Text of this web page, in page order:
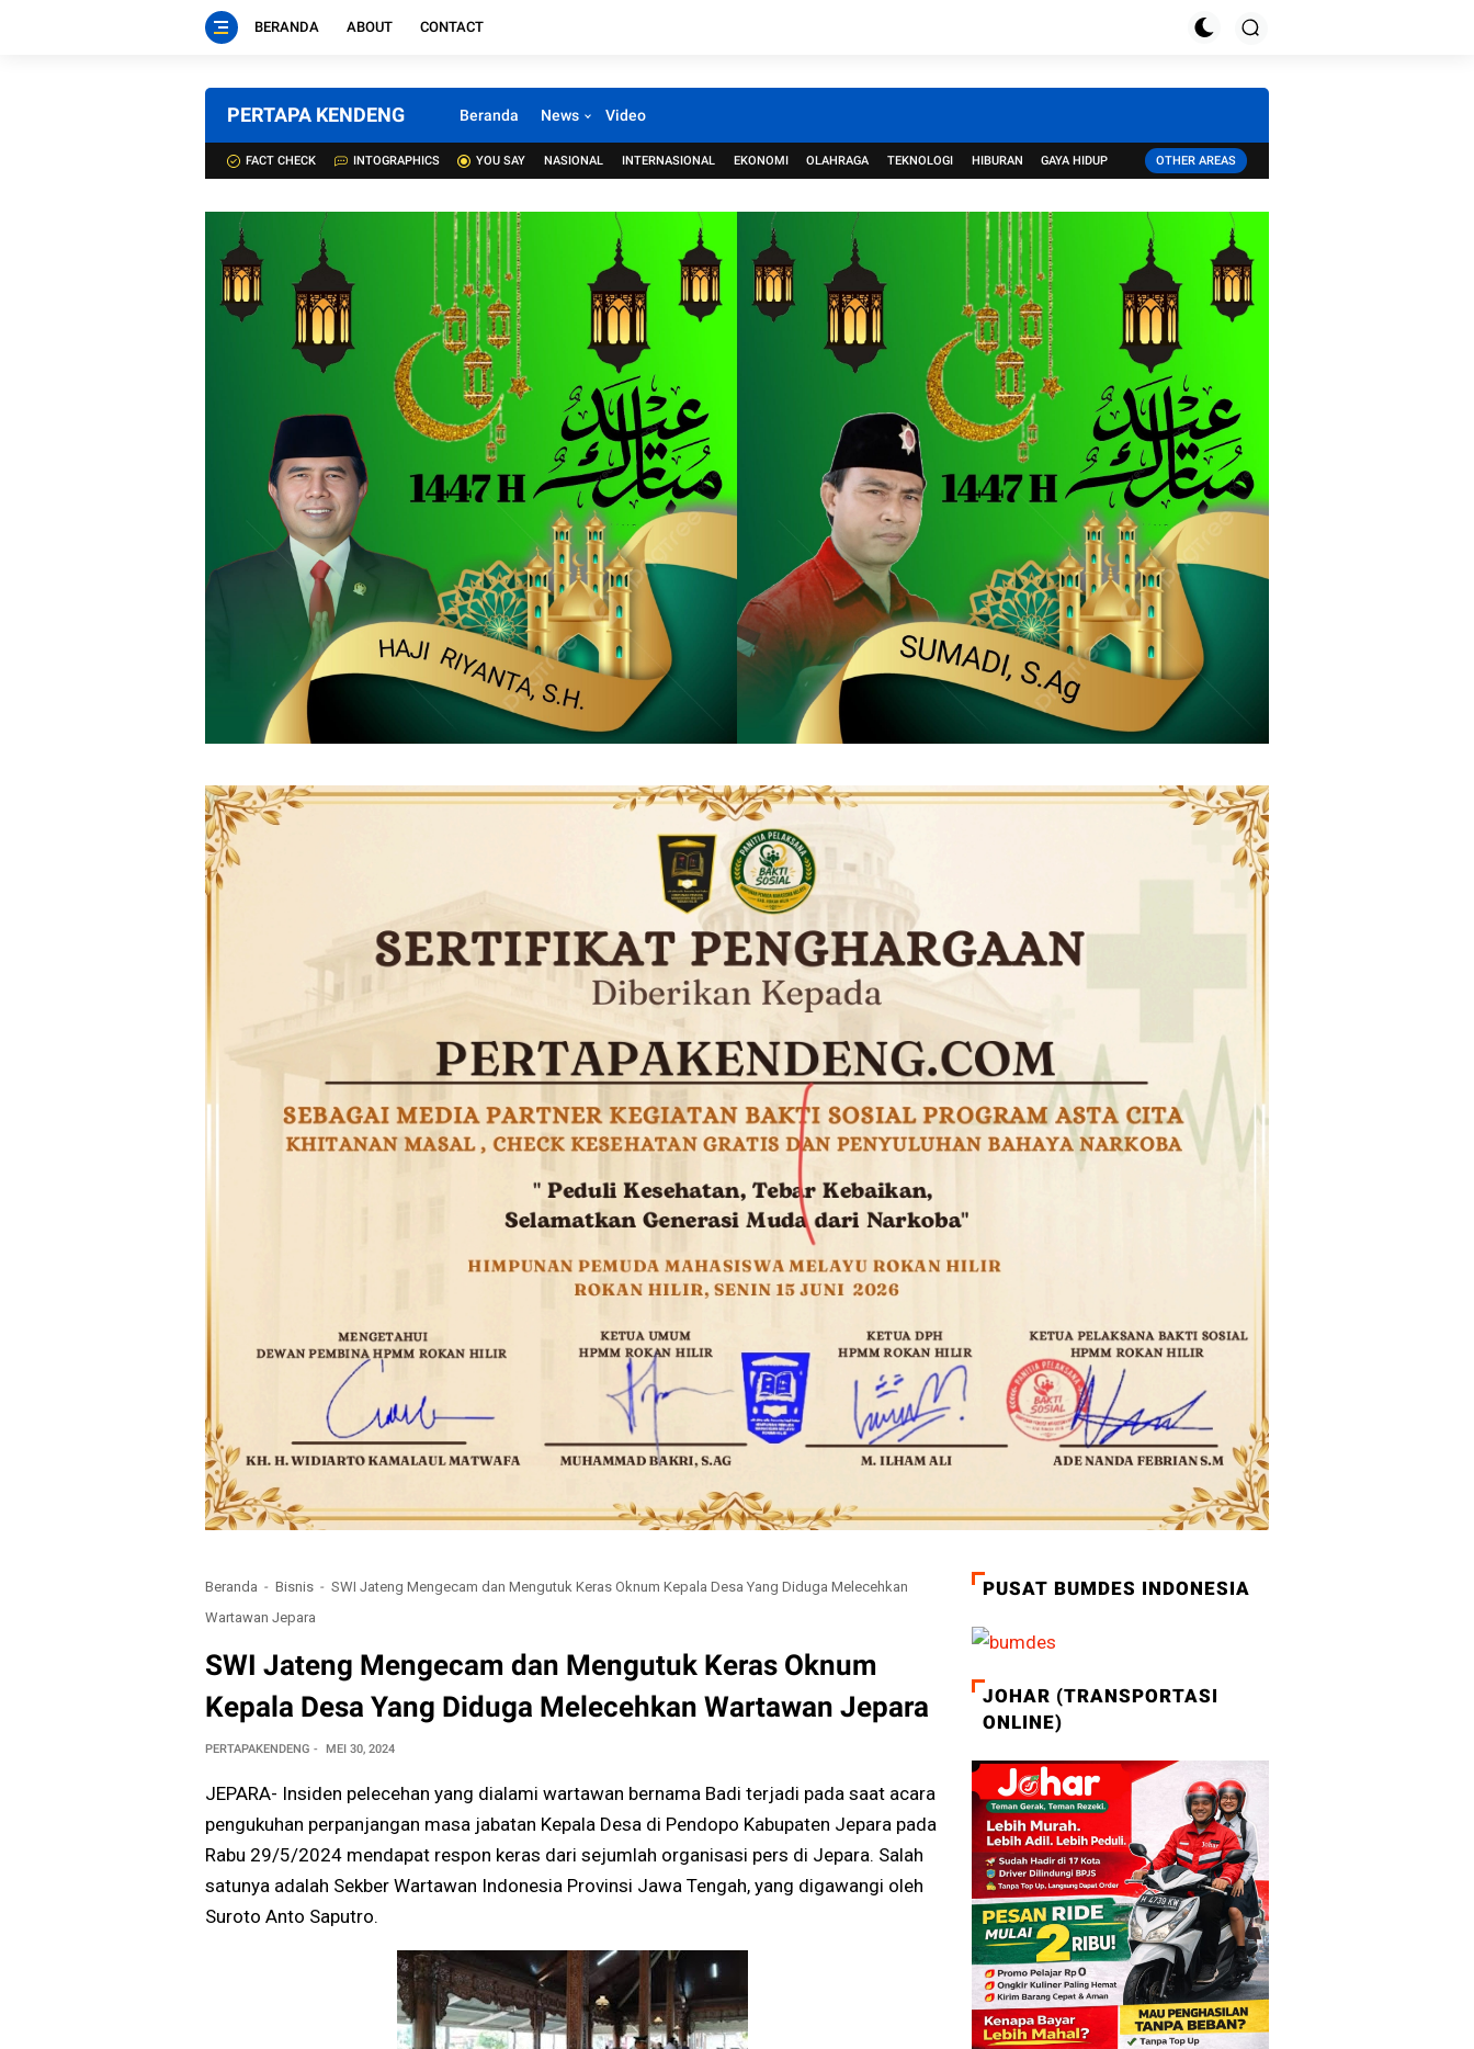
BERANDA ABOUT CONTACT
PERTAPA KENDENG Beranda News Video
FACT CHECK INTOGRAPHICS YOU SAY NASIONAL INTERNASIONAL EKONOMI OLAHRAGA TEKNOLOGI HIBURAN GAYA HIDUP OTHER AREAS
Beranda Bisnis
SWI Jateng Mengecam dan Mengutuk Keras Oknum Kepala Desa Yang Diduga Melecehkan
Wartawan Jepara
SWI Jateng Mengecam dan Mengutuk Keras Oknum
Kepala Desa Yang Diduga Melecehkan Wartawan Jepara
PERTAPAKENDENG MEI 30, 2024
JEPARA- Insiden pelecehan yang dialami wartawan bernama Badi terjadi pada saat acara
pengukuhan perpanjangan masa jabatan Kepala Desa di Pendopo Kabupaten Jepara pada
Rabu 29/5/2024 mendapat respon keras dari sejumlah organisasi pers di Jepara. Salah
satunya adalah Sekber Wartawan Indonesia Provinsi Jawa Tengah, yang digawangi oleh
Suroto Anto Saputro.
PUSAT BUMDES INDONESIA
JOHAR (TRANSPORTASI
ONLINE)